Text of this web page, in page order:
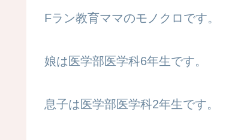
Fラン教育ママのモノクロです。
娘は医学部医学科6年生です。
息子は医学部医学科2年生です。